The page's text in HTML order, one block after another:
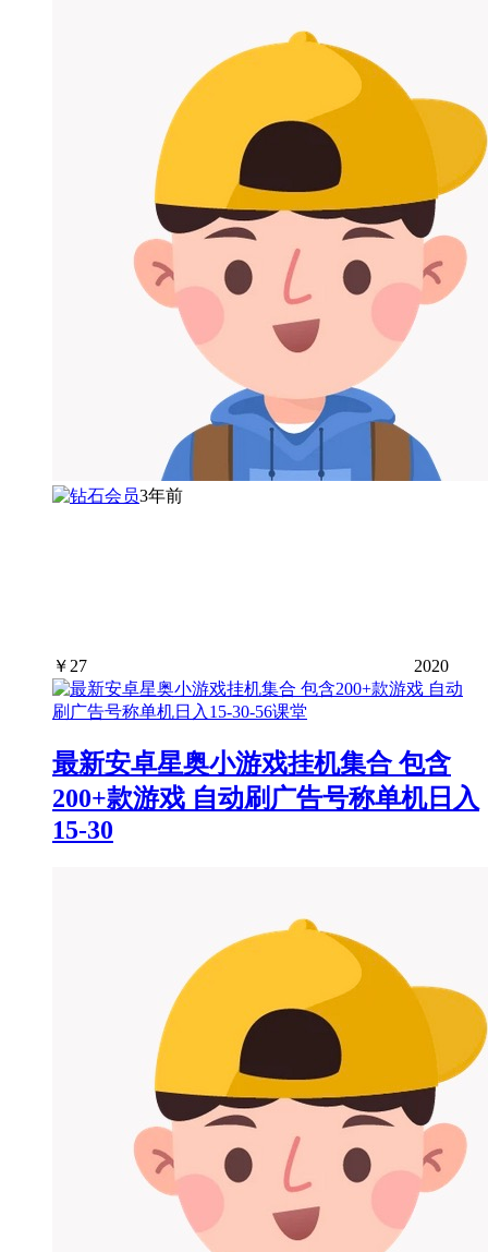
3年前
￥ 27 2020
最新安卓星奥小游戏挂机集合 包含
200+款游戏 自动刷广告号称单机日入
15-30